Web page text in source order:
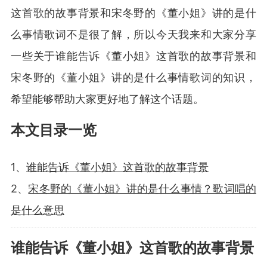
这首歌的故事背景和宋冬野的《董小姐》讲的是什
么事情歌词不是很了解，所以今天我来和大家分享
一些关于谁能告诉《董小姐》这首歌的故事背景和
宋冬野的《董小姐》讲的是什么事情歌词的知识，
希望能够帮助大家更好地了解这个话题。
本文目录一览
1、 谁能告诉《董小姐》这首歌的故事背景
2、 宋冬野的《董小姐》讲的是什么事情？歌词唱的
是什么意思
谁能告诉《董小姐》这首歌的故事背景